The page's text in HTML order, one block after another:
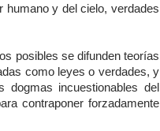
humano y del cielo, verdades
posibles se difunden teorías
como leyes o verdades, y
incuestionables del
contraponer forzadamente